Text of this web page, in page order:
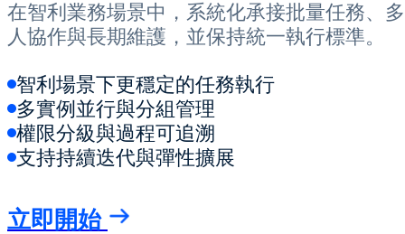
在智利業務場景中，系統化承接批量任務、多
人協作與長期維護，並保持統一執行標準。
智利場景下更穩定的任務執行
多實例並行與分組管理
權限分級與過程可追溯
支持持續迭代與彈性擴展
立即開始